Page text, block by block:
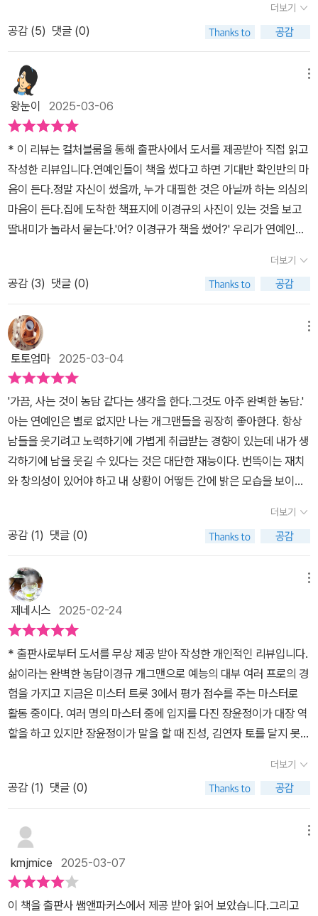
그의 꿈을 응원하는 날이 나에게 허락되기를 이 글은 출판사로부터
책을 제공받아 주관적으로 작성하였습니다.좋은 기회 주셔서 감사드
을 맡아하던 말 잘하는 아저씨. 그렇게 어린아이가 보던 사각 브라운
관의 아저씨는 태블릿 안으로 자리를 옮겨가며 지금도 꾸준히 방송을
이어오며 청취자&시청자들과 꾸준히 소통하는 노력형으로 흐름을 따
라가고 있다. 그런 사람이 내는 에세이. 그간 당신의 삶 이야기를 책으
로 내더라도 몇권이나 냈을법한 긴 방송인으로서의 시간. 45년차에
도 여전히 현역으로 있는 정년을 외면하고 사는 사람. 그래서 궁금했
다. 아빠의 나이대의 어른은 어떻게 삶을 이어가고, 변해가는 세상에
서 어떻게 자신의 몫을 끌어 올 수 있는지. 그리고 어떤 이유가 있기에
그렇게 진득한 사명감을 오래 유지 할 수 있는지를 찾아보려한다.'잘
해서 오래 하는 게 아니라 오래 하는 사람이 잘하는 것이다.'라는 말로
배울점이 있는 사람이라면 선후배를 막론하고 수평적인 자세, 업에
대한 사명감, 새로운 도전에 주저하지 않는 용기가 그를 여기로 데려
왔다고 했다. 노력하는 자가 즐기는 자를 이길 수 없다고 믿으며, 그
존재자 자신이라는 당당한 이유를 보여주는 인생 서사의 한 권. 한 주
다. ​📖긴장과 고독 사이에서_ 웃음 하나가 상처가 되고, 농담 하나가
차별이 될 수 있다. 세상이 빠르게 변화하는 만큼 기민하게 발맞춰야
한다.방송인의 자세라 봐야겠지? 지정해 두지 않은 타인을 향한 액션
이기에 더욱 예민하고 기민할 수 밖에 없는 성정. 저자는 스스로를 이
렇게 지칭하지만 그것이 나쁘게만 보이지 않길 바라고 있다. 자칭, P
D를 귀찮게 하는 사람. 그리 불리워도 별수 없다는 듯 곧바로 제작자
와 의견을 나누는 것에 주저하지 않느다. 다른 사람에게 도움을 받기
도 하지만 때론 정확한 의도를 필터 없이 전달하고자 첨삭하는 것을
바라는 자의 눈매는 진지하고 힘이 넘친다. 마음에 걸리는 것, 순간의
에 걸리는 구석들을 끊임없이 교류한다. 어떻게 보면 너무 예민했고,
너무 긴장을 한다고 하지만 또 어떻게 생각해보면 그만큼 불특정 다
수의 입맛에 맞추기 위해, 서러운 사람, 아쉬운 마음이 적었으면 하는
마음이 컸기에 가능한 후일담이라 할 수 있겠다. 제작자가 잘 알아서
하겠지 라는 마음도 물론 중요하다. 그들도 그 분야에 대해서는 많이
배운 전문가들이니까. 하지만 진짜 전하고픈 의도는 진행를 통해 들
었을 때 더 확실하게 다가오기에 계속 묻고 또 묻는게 아닐까. 📖긴장
과 고독 사이에서_ 그래서 나는 오늘도 조용히 혼자가 되는 연습을 한
다. 나이가 들수록 혼자 있는 시간은 더 늘어날 것이다. 나는 그 시간
을 끝내주게 잘 보내고 싶다. 40여 년의 무대가 가르쳐준 생존의 방
식이다.어떤 이에게는 대기시간에 긴장을 풀기 위해 사담을 나누기도
할 테고, 이 분야의 사람들을 만날 수 있는 기회이니 친목을 도모하는
를 끌어모으기 위해 자신만의 테두리를 치고 침묵을 하거나 고요한
휴식 속에서 안정을 찾기도 하겠지. 성향의 차이 인 것은 맞다. 이건
어느 장소에 있든 다양한 사람들이 하는 대기 방법과 준비의 과정이
니 확실한 답은 없다. 자신만의 페이스를 잘 옮겨놓기 위한 하나의 방
바란다. 이건 방송인이든 비 방송인의 사회생활에서든 다 똑같은 제
숨 고르기 방법 중 하나이니 말이다. 📖바꿀 수 없는 책임들_ 어떤 사
람들은 예능으로 세상을 바꿨다고 말한다. 하지만 사실은 그 반대다.
더보기
공감 (5) 댓글 (0)
왕눈이 2025-03-06
* 이 리뷰는 컬처블룸을 통해 출판사에서 도서를 제공받아 직접 읽고
작성한 리뷰입니다.연예인들이 책을 썼다고 하면 기대반 확인반의 마
음이 든다.정말 자신이 썼을까, 누가 대필한 것은 아닐까 하는 의심의
마음이 든다.집에 도착한 책표지에 이경규의 사진이 있는 것을 보고
딸내미가 놀라서 묻는다.'어? 이경규가 책을 썼어?' 우리가 연예인을
이일걸? 하고 앞장을 들쳐보니 몇 년도 생이라는 글은 없다.고럼 검
색해봐야지. 오메 나보다 한 살 더 많네. 그래서일까. 그의 어린시절이
야기나 프로그램들 이야기가 쏙쏙 들어온다. 같은 시대를 살아왔으니
친구처럼 친근한 느낌이다.하긴 그 나이 들어서 개그맨으로 활동하는
연예인들이 드물다. 뭔가 이경규만의 특별함이 있어서 여전히 은퇴하
지 않고 사랑받는 것 같다.​대부분 코미디언이나 개그맨들이 집에서는
조용한 편이라고 들었다. 밖에서 하도 말을 많이 하니까 오히려 말이
없어지는 것인가보다. 이경규도 프로그램 이외에서는 조용한 편이라
고 해서 놀랐다. 더구나 공황장애라니..그것도 호주의 그 광할한 대지
위 우주의 별을 보는 순간에.책속에 누누히 등장하는 자신은 우주에
서 보면 먼지정도의 존재라고 하더니 우주가 뭐라고 속삭였나? 너는
대한민국의 유명 연예인이지만 티끌보다 못하다는둥 뭐 그렇게.​그가
등장하는 프로그램들은 대개 장수했었고 진심이 느껴지곤 했었다. 특
히 개를 키우는 모습에서 버럭하는 성격에 어떻게 개들을 저렇게 잘
안되겠다. 글을 읽다보니 세상을 보는, 사람을 보는, 생명을 보는 그의
진심이 느껴져서 참 좋았다. 다만 나처럼 먹는 약의 수가 늘어나고 있
다니 걱정스럽기도 하다.그래도 식이조절로 당뇨를 이기고 있다니 얼
마나 기특(?)한지 모르겠다. 흠 의지가 대단하구나.​박수 칠 때 왜 떠
나냐고 으르렁 거리는 모습을 상상하니 얼마나 멋진지.'한 사람의 죽
음에는 우주만한 울림이 있다...서로를 위해 존재하다가 조용히 사라
지는 것,그게 삶이고 가치다'라는 말에 얼마나 공감이 되던지.100세
시대라고 하니 육십 중반정도의 나이라고 해도 살 날 보다 갈 날이 더
가까운게 사실이다. 그러다보니 삶과, 특히 죽음에 대한 생각을 많이
사람중에서도 머리가 좋고, 잘 욱하는 사람 정도에서 삶의 깊은 무게
를 아는 잘 살아온 사람으로 다시 각인하게 된다.​연예인들의 삶은 일
반 대중에게 커다란 영향을 미친다.결혼을 하네, 이혼을 하네, 자살을
했네, 별세를 했네....대중들의 우상이기에 어쩔 수 없이 관심이 가고
마음이 덧대진다. 최근 몇 몇 연예인들이 세상을 떠난 소식에 우울해
졌다.제발 나와 같은 시간을 살았던 연예인들이 나보다 먼저 세상을
떠나는 일이 없었으면 한다.그러니 현미밥 먹고 술도 줄이고 그렇게
만들고 싶은 영화에 열중하면서 오래살아가길.
더보기
공감 (3) 댓글 (0)
토토엄마 2025-03-04
'가끔, 사는 것이 농담 같다는 생각을 한다.그것도 아주 완벽한 농담.'​
아는 연예인은 별로 없지만 나는 개그맨들을 굉장히 좋아한다. 항상
남들을 웃기려고 노력하기에 가볍게 취급받는 경향이 있는데 내가 생
각하기에 남을 웃길 수 있다는 것은 대단한 재능이다. 번뜩이는 재치
와 창의성이 있어야 하고 내 상황이 어떻든 간에 밝은 모습을 보이는
생각하기에 더욱더 그들을 높이 평가하는 편이다. 나는 겉으로 보이
는 이미지보다는 그 사람이 평소 하는 말이나 행동을 유심히 지켜보
는 편인데, 그런 면에서 아주 까칠해 보이지만 실속 있는 뼈그맨 ( 뼛
속까지 개그맨 ) 인 이경규 씨를 아주 좋아한다. ​이번에 그가 낸 책 <
삶이라는 완벽한 농담>은 '이경규'라는 인간을 있는 그대로 잘 보여줬
다. 우선 이 분은 '소년의 마음'을 가지고 있다. 어릴 때부터 꿈꾸던 영
화 제작자로 훌륭하게 변신한다. 107쪽 '소년과 운명의 극장 삼거
리'라는 제목의 글에서는 영화를 보다 잠든 소년 이경규를 찾으러 극
장에 오는 어머니 이야기가 나온다. 124쪽 '복수는 누구의 것인
가?'에서는 그가 최초로 만든 무술영화 '복수혈전'과 관계된 에피소드
가 등장한다. 본인은 아주 진지한 마음으로 만들었지만 관객들의 반
응은 가볍지 그지없다. 하지만 이후로도 '복면달호'나 '전국노래자
랑'같은 영화를 계속 만들면서 제작자로의 꿈을 지켜간다. 순수한 마
음으로 품은 꿈을 버리지 않고 끝까지 추구하는 면이 아주 멋있다고
기실에서 너무 조용히 있는 이경규 씨가 냉정하다거나 차갑다는 말이
흘러나왔지만 사실 본인은 좀 더 완성도 있는 방송을 만들기 위해 집
중할 시간이 필요했던 것. 자신의 에너지를 오롯이 방송에 쓰려는 자
세가 느껴졌다. 62쪽 ' 일본 유학 1년을 빼고는 40여 년간 단 한 주도
더보기
공감 (1) 댓글 (0)
제네시스 2025-02-24
* 출판사로부터 도서를 무상 제공 받아 작성한 개인적인 리뷰입니다.​
삶이라는 완벽한 농담​이경규 개그맨으로 예능의 대부 여러 프로의 경
험을 가지고 지금은 미스터 트롯 3에서 평가 점수를 주는 마스터로
활동 중이다. 여러 명의 마스터 중에 입지를 다진 장윤정이가 대장 역
할을 하고 있지만 장윤정이가 말을 할 때 진성, 김연자 토를 달지 못하
현을 하고 싶다.​신조를 보면 '잘 해서 오래 하는 게 아니라 오래 하는
사람이 잘하는 것이다.'라는 명언을 남기고 고참 선배라고 해서 나대
지 않고 항상 수평적인 자세를 취해서 사랑을 많이 받고 있다. 그리고
이소룡의 영화 정무문을 모티브 한 복수혈전과 복면달호, 전국노래자
랑 3편을 만들었으며 내년에도 실존 인물 이야기 한편의 영화를 낼
것이라고 한다.​이경규의 몰래카메라는 먼저 정치인을 소재로 하려고
하였으나 부담감 증가로 양심냉장고로 방향을 틀어 양심 불량은 부패
한다는 것을 강조하여 전국적으로 인기를 누렸다. 그 외 프로는 남자
더보기
공감 (1) 댓글 (0)
kmjmice 2025-03-07
이 책을 출판사 쌤앤파커스에서 제공 받아 읽어 보았습니다.그리고